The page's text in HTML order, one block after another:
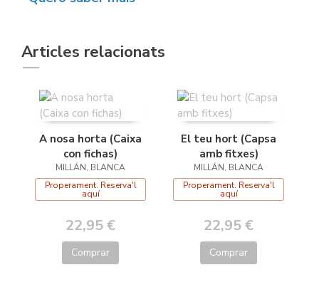
Articles relacionats
A nosa horta (Caixa
con fichas)
MILLÁN, BLANCA
Properament. Reserva'l
aquí
22,95 €
Comprar
El teu hort (Capsa
amb fitxes)
MILLÁN, BLANCA
Properament. Reserva'l
aquí
22,95 €
Comprar